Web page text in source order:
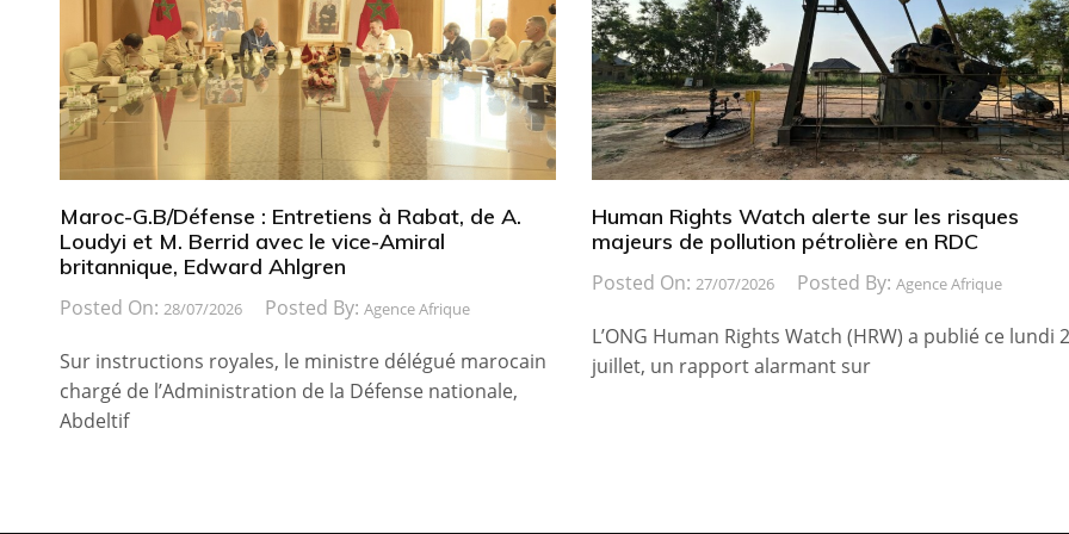
Maroc-G.B/Défense : Entretiens à Rabat, de A.
Loudyi et M. Berrid avec le vice-Amiral
britannique, Edward Ahlgren
Posted On: 28/07/2026 Posted By: Agence Afrique
Sur instructions royales, le ministre délégué marocain
chargé de l’Administration de la Défense nationale,
Abdeltif
Human Rights Watch alerte sur les risques
majeurs de pollution pétrolière en RDC
Posted On: 27/07/2026 Posted By: Agence Afrique
L’ONG Human Rights Watch (HRW) a publié ce lundi
juillet, un rapport alarmant sur